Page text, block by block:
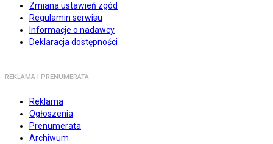
Zmiana ustawień zgód
Regulamin serwisu
Informacje o nadawcy
Deklaracja dostępności
REKLAMA I PRENUMERATA
Reklama
Ogłoszenia
Prenumerata
Archiwum